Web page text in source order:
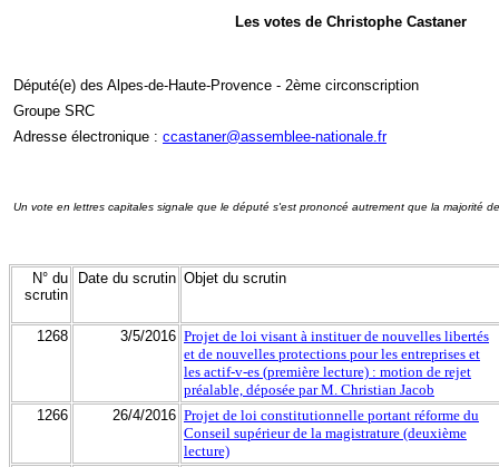
Les votes de Christophe Castaner
Député(e) des Alpes-de-Haute-Provence - 2ème circonscription
Groupe SRC
Adresse électronique : ccastaner@assemblee-nationale.fr
Un vote en lettres capitales signale que le député s'est prononcé autrement que la majorité
N° du
scrutin
Date du scrutin Objet du scrutin
1268 3/5/2016 Projet de loi visant à instituer de nouvelles libertés
et de nouvelles protections pour les entreprises et
les actif-v-es (première lecture) : motion de rejet
préalable, déposée par M. Christian Jacob
1266
26/4/2016 Projet de loi constitutionnelle portant réforme du
Conseil supérieur de la magistrature (deuxième
lecture)